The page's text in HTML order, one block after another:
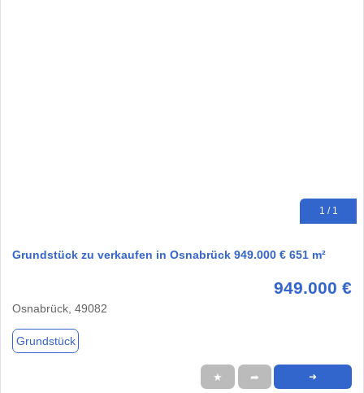
1 / 1
Grundstück zu verkaufen in Osnabrück 949.000 € 651 m²
949.000 €
Osnabrück, 49082
Grundstück
★ ➦ ➜